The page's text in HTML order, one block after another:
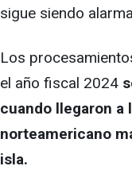
sigue siendo
Los
el año fiscal 2024
cuando llegaron a
norteamericano
isla.